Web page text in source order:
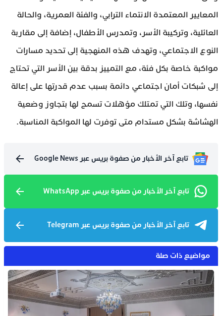
المعايير المعتمدة الانتماء الترابي، والفئة العمرية، والحالة
العائلية، وتركيبة الأسر، وتمدرس الأطفال، إضافة إلى مقاربة
النوع الاجتماعي، وتهدف هذه المنهجية إلى تحديد مسارات
مواكبة خاصة بكل فئة، مع التمييز بدقة بين الأسر التي تحتاج
إلى شبكات أمان اجتماعي دائمة بسبب عدم قدرتها على إعالة
نفسها، وتلك التي تمتلك مؤهلات تسمح لها بتجاوز وضعية
الهشاشة بشكل مستدام متى توفرت لها المواكبة المناسبة.
تابع آخر الأخبار من صفوة بريس عبر Google News
تابع آخر الأخبار من صفوة بريس عبر WhatsApp
تابع آخر الأخبار من صفوة بريس عبر Telegram
مواضيع ذات صلة